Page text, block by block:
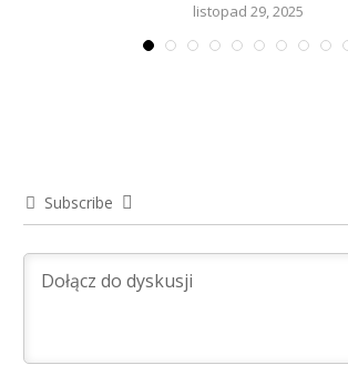
listopad 29, 2025
Subscribe